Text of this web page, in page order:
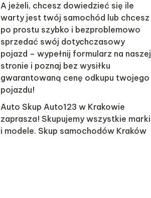
A jeżeli, chcesz dowiedzieć się ile
warty jest twój samochód lub chcesz
po prostu szybko i bezproblemowo
sprzedać swój dotychczasowy
pojazd – wypełnij formularz na naszej
stronie i poznaj bez wysiłku
gwarantowaną cenę odkupu twojego
pojazdu!
Auto Skup Auto123 w Krakowie
zaprasza! Skupujemy wszystkie marki
i modele. Skup samochodów Kraków